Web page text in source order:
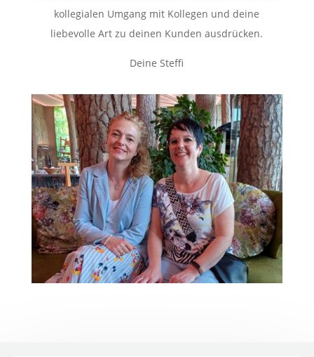
kollegialen Umgang mit Kollegen und deine
liebevolle Art zu deinen Kunden ausdrücken.
Deine Steffi